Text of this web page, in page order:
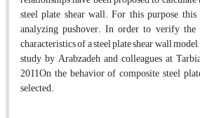
steel plate shear wall. For this purpose,
analyzing pushover. In order to verify the
characteristics of a steel plate shear wall
study by Arabzadeh and colleagues at
2011On the behavior of composite steel
selected.